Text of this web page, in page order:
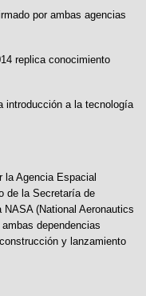
por ambas agencias
replica conocimiento
a la tecnología
la Agencia Espacial
de la Secretaría de
(National Aeronautics
dependencias
y lanzamiento